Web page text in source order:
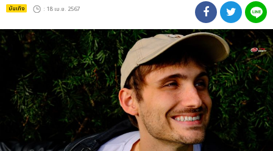
บันเทิง : 18 เม.ย. 2567